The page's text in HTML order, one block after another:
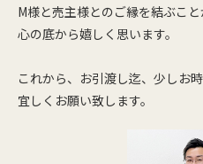
M様と売主様とのご縁を結ぶこ
心の底から嬉しく思います。
これから、お引渡し迄、少しお
宜しくお願い致します。